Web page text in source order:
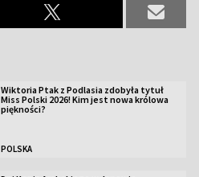
Wiktoria Ptak z Podlasia zdobyła tytuł
Miss Polski 2026! Kim jest nowa królowa
piękności?
POLSKA